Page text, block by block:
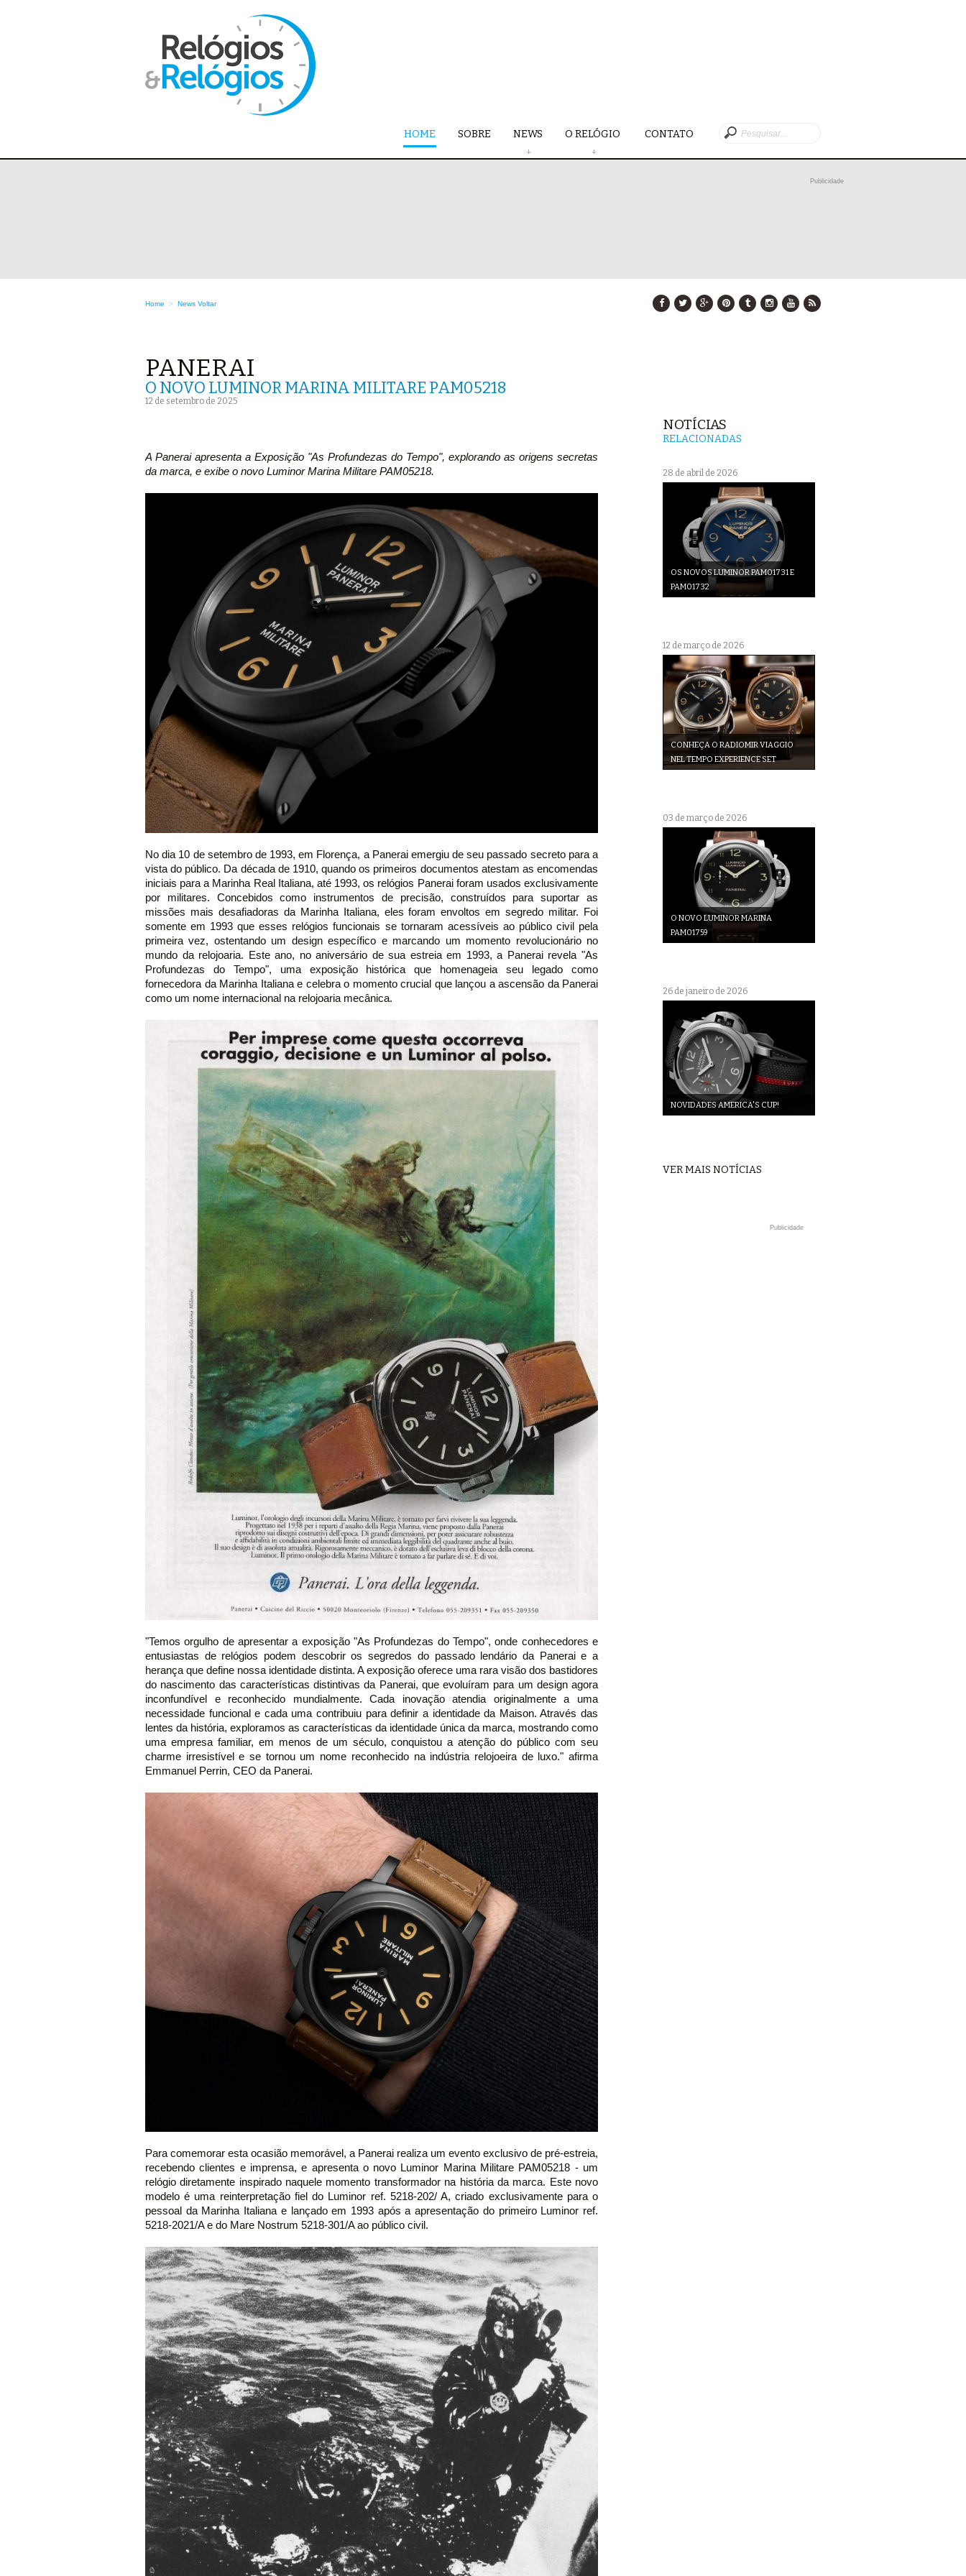
HOME SOBRE NEWS O RELÓGIO CONTATO
Publicidade
Home > News Voltar
PANERAI
O NOVO LUMINOR MARINA MILITARE PAM05218
12 de setembro de 2025
A Panerai apresenta a Exposição "As Profundezas do Tempo", explorando as origens secretas
da marca, e exibe o novo Luminor Marina Militare PAM05218.
No dia 10 de setembro de 1993, em Florença, a Panerai emergiu de seu passado secreto para a
vista do público. Da década de 1910, quando os primeiros documentos atestam as encomendas
iniciais para a Marinha Real Italiana, até 1993, os relógios Panerai foram usados exclusivamente
por militares. Concebidos como instrumentos de precisão, construídos para suportar as
missões mais desafiadoras da Marinha Italiana, eles foram envoltos em segredo militar. Foi
somente em 1993 que esses relógios funcionais se tornaram acessíveis ao público civil pela
primeira vez, ostentando um design específico e marcando um momento revolucionário no
mundo da relojoaria. Este ano, no aniversário de sua estreia em 1993, a Panerai revela "As
Profundezas do Tempo", uma exposição histórica que homenageia seu legado como
fornecedora da Marinha Italiana e celebra o momento crucial que lançou a ascensão da Panerai
como um nome internacional na relojoaria mecânica.
"Temos orgulho de apresentar a exposição "As Profundezas do Tempo", onde conhecedores e
entusiastas de relógios podem descobrir os segredos do passado lendário da Panerai e a
herança que define nossa identidade distinta. A exposição oferece uma rara visão dos bastidores
do nascimento das características distintivas da Panerai, que evoluíram para um design agora
inconfundível e reconhecido mundialmente. Cada inovação atendia originalmente a uma
necessidade funcional e cada uma contribuiu para definir a identidade da Maison. Através das
lentes da história, exploramos as características da identidade única da marca, mostrando como
uma empresa familiar, em menos de um século, conquistou a atenção do público com seu
charme irresistível e se tornou um nome reconhecido na indústria relojoeira de luxo." afirma
Emmanuel Perrin, CEO da Panerai.
Para comemorar esta ocasião memorável, a Panerai realiza um evento exclusivo de pré-estreia,
recebendo clientes e imprensa, e apresenta o novo Luminor Marina Militare PAM05218 - um
relógio diretamente inspirado naquele momento transformador na história da marca. Este novo
modelo é uma reinterpretação fiel do Luminor ref. 5218-202/ A, criado exclusivamente para o
pessoal da Marinha Italiana e lançado em 1993 após a apresentação do primeiro Luminor ref.
5218-2021/A e do Mare Nostrum 5218-301/A ao público civil.
NOTÍCIAS
RELACIONADAS
28 de abril de 2026
OS NOVOS LUMINOR PAM01731 E
PAM01732
12 de março de 2026
CONHEÇA O RADIOMIR VIAGGIO
NEL TEMPO EXPERIENCE SET
03 de março de 2026
O NOVO LUMINOR MARINA
PAM01759
26 de janeiro de 2026
NOVIDADES AMERICA'S CUP!
VER MAIS NOTÍCIAS
Publicidade